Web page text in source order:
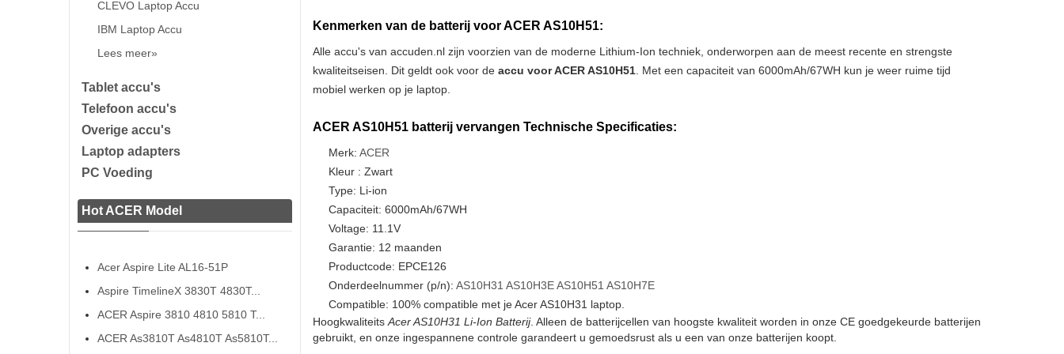
CLEVO Laptop Accu
IBM Laptop Accu
Lees meer»
Tablet accu's
Telefoon accu's
Overige accu's
Laptop adapters
PC Voeding
Hot ACER Model
Acer Aspire Lite AL16-51P
Aspire TimelineX 3830T 4830T...
ACER Aspire 3810 4810 5810 T...
ACER As3810T As4810T As5810T...
Kenmerken van de batterij voor ACER AS10H51:
Alle accu's van accuden.nl zijn voorzien van de moderne Lithium-Ion techniek, onderworpen aan de meest recente en strengste
kwaliteitseisen. Dit geldt ook voor de accu voor ACER AS10H51. Met een capaciteit van 6000mAh/67WH kun je weer ruime tijd
mobiel werken op je laptop.
ACER AS10H51 batterij vervangen Technische Specificaties:
Merk: ACER
Kleur : Zwart
Type: Li-ion
Capaciteit: 6000mAh/67WH
Voltage: 11.1V
Garantie: 12 maanden
Productcode: EPCE126
Onderdeelnummer (p/n): AS10H31 AS10H3E AS10H51 AS10H7E
Compatible: 100% compatible met je Acer AS10H31 laptop.
Hoogkwaliteits Acer AS10H31 Li-Ion Batterij. Alleen de batterijcellen van hoogste kwaliteit worden in onze CE goedgekeurde batterijen
gebruikt, en onze ingespannene controle garandeert u gemoedsrust als u een van onze batterijen koopt.